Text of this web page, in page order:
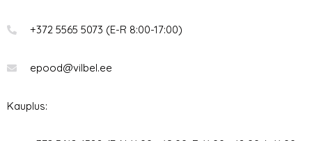
+372 5565 5073 (E-R 8:00-17:00)
epood@vilbel.ee
Kauplus: